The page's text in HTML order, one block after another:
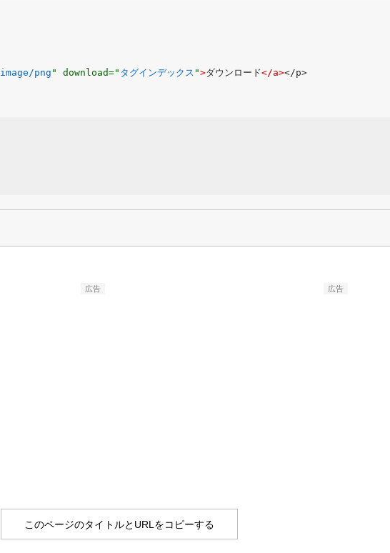
image/png " download=" タグインデックス ">ダウンロード</a>
広告 広告
このページのタイトルとURLをコピーする